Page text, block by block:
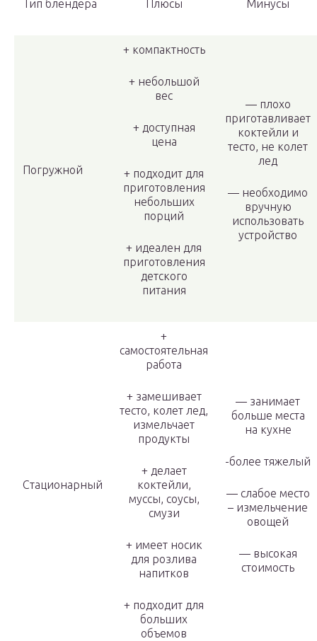
Тип блендера Плюсы Минусы
Погружной
+ компактность
+ небольшой
вес
+ доступная
цена
+ подходит для
приготовления
небольших
порций
+ идеален для
приготовления
детского
питания
— плохо
приготавливает
коктейли и
тесто, не колет
лед
— необходимо
вручную
использовать
устройство
Стационарный
+
самостоятельная
работа
+ замешивает
тесто, колет лед,
измельчает
продукты
+ делает
коктейли,
муссы, соусы,
смузи
+ имеет носик
для розлива
напитков
+ подходит для
больших
объемов
— занимает
больше места
на кухне
-более тяжелый
— слабое место
– измельчение
овощей
— высокая
стоимость